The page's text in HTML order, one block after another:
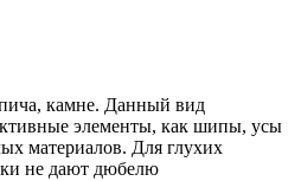
камне. Данный вид
элементы, как шипы, усы
материалов. Для глухих
не дают дюбелю